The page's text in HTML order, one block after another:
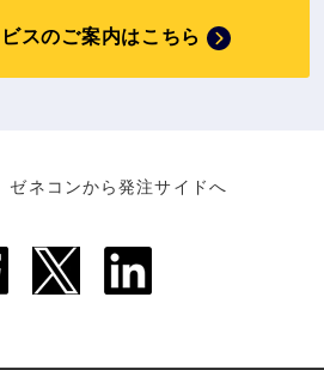
スのご案内はこちら
ゼネコンから発注サイドへ